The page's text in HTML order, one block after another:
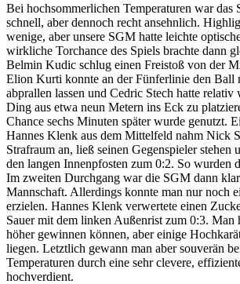
Bei hochsommerlichen Temperaturen war das
schnell, aber dennoch recht ansehnlich.
wenige, aber unsere SGM hatte leichte
wirkliche Torchance des Spiels brachte dann
Belmin Kudic schlug einen Freistoß von der
Elion Kurti konnte an der Fünferlinie den Ball
abprallen lassen und Cedric Stech hatte relativ
Ding aus etwa neun Metern ins Eck zu
Chance sechs Minuten später wurde genutzt.
Hannes Klenk aus dem Mittelfeld nahm Nick
Strafraum an, ließ seinen Gegenspieler stehen
den langen Innenpfosten zum 0:2. So wurden
Im zweiten Durchgang war die SGM dann
Mannschaft. Allerdings konnte man nur noch
erzielen. Hannes Klenk verwertete einen
Sauer mit dem linken Außenrist zum 0:3. Man
höher gewinnen können, aber einige
liegen. Letztlich gewann man aber souverän
Temperaturen durch eine sehr clevere,
hochverdient.